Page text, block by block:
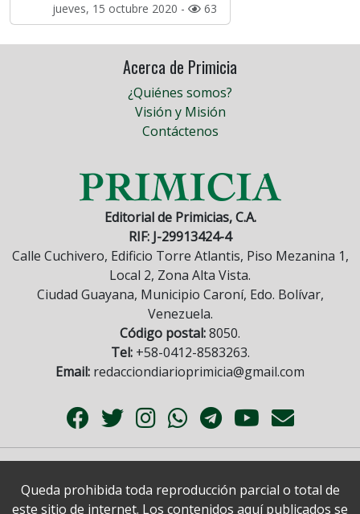
jueves, 15 octubre 2020 - 63
Acerca de Primicia
¿Quiénes somos?
Visión y Misión
Contáctenos
Editorial de Primicias, C.A.
RIF: J-29913424-4
Calle Cuchivero, Edificio Torre Atlantis, Piso Mezanina 1,
Local 2, Zona Alta Vista.
Ciudad Guayana, Municipio Caroní, Edo. Bolívar,
Venezuela.
Código postal:8050.
Tel:+58-0412-8583263.
Email: redacciondiarioprimicia@gmail.com
Queda prohibida toda reproducción parcial o total de
este sitio de internet. Los contenidos aquí publicados se